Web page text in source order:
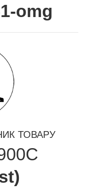
omg
ТОВАРУ